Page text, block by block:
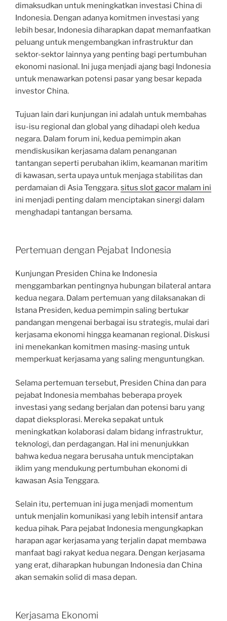
dimaksudkan untuk meningkatkan investasi China di
Indonesia. Dengan adanya komitmen investasi yang
lebih besar, Indonesia diharapkan dapat memanfaatkan
peluang untuk mengembangkan infrastruktur dan
sektor-sektor lainnya yang penting bagi pertumbuhan
ekonomi nasional. Ini juga menjadi ajang bagi Indonesia
untuk menawarkan potensi pasar yang besar kepada
investor China.
Tujuan lain dari kunjungan ini adalah untuk membahas
isu-isu regional dan global yang dihadapi oleh kedua
negara. Dalam forum ini, kedua pemimpin akan
mendiskusikan kerjasama dalam penanganan
tantangan seperti perubahan iklim, keamanan maritim
di kawasan, serta upaya untuk menjaga stabilitas dan
perdamaian di Asia Tenggara.situs slot gacor malam ini
ini menjadi penting dalam menciptakan sinergi dalam
menghadapi tantangan bersama.
Pertemuan dengan Pejabat Indonesia
Kunjungan Presiden China ke Indonesia
menggambarkan pentingnya hubungan bilateral antara
kedua negara. Dalam pertemuan yang dilaksanakan di
Istana Presiden, kedua pemimpin saling bertukar
pandangan mengenai berbagai isu strategis, mulai dari
kerjasama ekonomi hingga keamanan regional. Diskusi
ini menekankan komitmen masing-masing untuk
memperkuat kerjasama yang saling menguntungkan.
Selama pertemuan tersebut, Presiden China dan para
pejabat Indonesia membahas beberapa proyek
investasi yang sedang berjalan dan potensi baru yang
dapat dieksplorasi. Mereka sepakat untuk
meningkatkan kolaborasi dalam bidang infrastruktur,
teknologi, dan perdagangan. Hal ini menunjukkan
bahwa kedua negara berusaha untuk menciptakan
iklim yang mendukung pertumbuhan ekonomi di
kawasan Asia Tenggara.
Selain itu, pertemuan ini juga menjadi momentum
untuk menjalin komunikasi yang lebih intensif antara
kedua pihak. Para pejabat Indonesia mengungkapkan
harapan agar kerjasama yang terjalin dapat membawa
manfaat bagi rakyat kedua negara. Dengan kerjasama
yang erat, diharapkan hubungan Indonesia dan China
akan semakin solid di masa depan.
Kerjasama Ekonomi